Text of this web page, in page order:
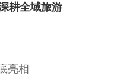
耕全域旅游
亮相